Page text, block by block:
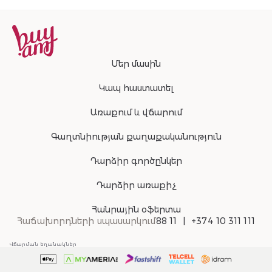
Մեր մասին
Կապ հաստատել
Առաքում և վճարում
Գաղտնիության քաղաքականություն
Դարձիր գործընկեր
Դարձիր առաքիչ
Հանրային օֆերտա
Հաճախորդների սպասարկում88 11 +374 10 311 111
Վճարման եղանակներ